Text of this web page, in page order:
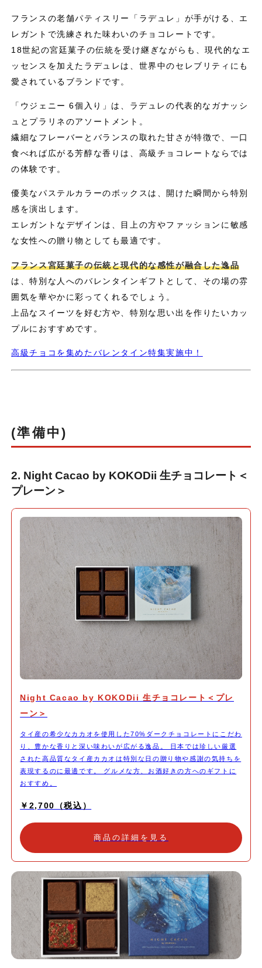
フランスの老舗パティスリー「ラデュレ」が手がける、エ
レガントで洗練された味わいのチョコレートです。
18世紀の宮廷菓子の伝統を受け継ぎながらも、現代的なエ
ッセンスを加えたラデュレは、世界中のセレブリティにも
愛されているブランドです。
「ウジェニー 6個入り」は、ラデュレの代表的なガナッシ
ュとプラリネのアソートメント。
繊細なフレーバーとバランスの取れた甘さが特徴で、一口
食べれば広がる芳醇な香りは、高級チョコレートならでは
の体験です。
優美なパステルカラーのボックスは、開けた瞬間から特別
感を演出します。
エレガントなデザインは、目上の方やファッションに敏感
な女性への贈り物としても最適です。
フランス宮廷菓子の伝統と現代的な感性が融合した逸品
は、特別な人へのバレンタインギフトとして、その場の雰
囲気を華やかに彩ってくれるでしょう。
上品なスイーツを好む方や、特別な思い出を作りたいカッ
プルにおすすめです。
高級チョコを集めたバレンタイン特集実施中！
(準備中)
2. Night Cacao by KOKODii 生チョコレート＜
プレーン＞
Night Cacao by KOKODii 生チョコレート＜プレ
ーン＞
タイ産の希少なカカオを使用した70%ダークチョコレートにこだわ
り、豊かな香りと深い味わいが広がる逸品。 日本では珍しい厳選
された高品質なタイ産カカオは特別な日の贈り物や感謝の気持ちを
表現するのに最適です。 グルメな方、お酒好きの方へのギフトに
おすすめ。
￥2,700（税込）
商品の詳細を見る